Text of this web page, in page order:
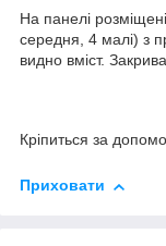
На панелі
середня, 4 малі) з
видно вміст.
Кріпиться за
Приховати